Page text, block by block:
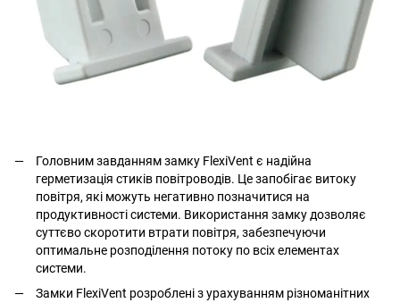
Головним завданням замку FlexiVent є надійна
герметизація стиків повітроводів. Це запобігає витоку
повітря, які можуть негативно позначитися на
продуктивності системи. Використання замку дозволяє
суттєво скоротити втрати повітря, забезпечуючи
оптимальне розподілення потоку по всіх елементах
системи.
Замки FlexiVent розроблені з урахуванням різноманітних